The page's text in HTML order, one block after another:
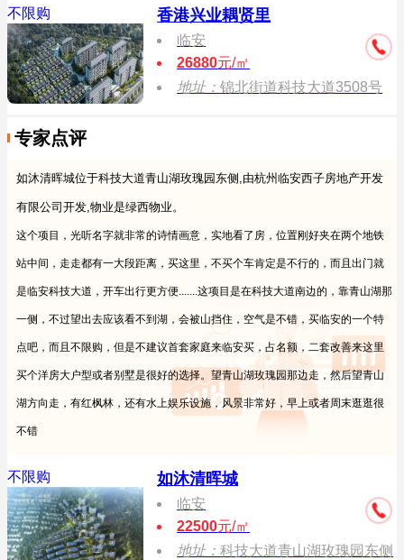
不限购 香港兴业耦贤里
临安
26880元/㎡
地址：锦北街道科技大道3508号
专家点评
如沐清晖城位于科技大道青山湖玫瑰园东侧,由杭州临安西子房地产开发
有限公司开发,物业是绿西物业。
这个项目，光听名字就非常的诗情画意，实地看了房，位置刚好夹在两个地铁
站中间，走走都有一大段距离，买这里，不买个车肯定是不行的，而且出门就
是临安科技大道，开车出行更方便.......这项目是在科技大道南边的，靠青山湖那
一侧，不过望出去应该看不到湖，会被山挡住，空气是不错，买临安的一个特
点吧，而且不限购，但是不建议首套家庭来临安买，占名额，二套改善来这里
买个洋房大户型或者别墅是很好的选择。望青山湖玫瑰园那边走，然后望青山
湖方向走，有红枫林，还有水上娱乐设施，风景非常好，早上或者周末逛逛很
不错
不限购 如沐清晖城
临安
22500元/㎡
地址：科技大道青山湖玫瑰园东侧